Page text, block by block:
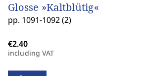
Glosse »Kaltblütig«
pp. 1091-1092 (2)
including VAT